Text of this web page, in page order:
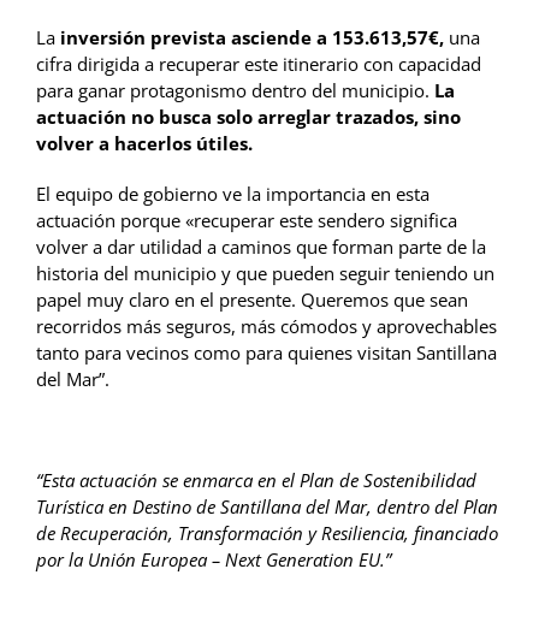
La inversión prevista asciende a 153.613,57€, una
cifra dirigida a recuperar este itinerario con capacidad
para ganar protagonismo dentro del municipio. La
actuación no busca solo arreglar trazados, sino
volver a hacerlos útiles.
El equipo de gobierno ve la importancia en esta
actuación porque «recuperar este sendero significa
volver a dar utilidad a caminos que forman parte de la
historia del municipio y que pueden seguir teniendo un
papel muy claro en el presente. Queremos que sean
recorridos más seguros, más cómodos y aprovechables
tanto para vecinos como para quienes visitan Santillana
del Mar”.
“Esta actuación se enmarca en el Plan de Sostenibilidad
Turística en Destino de Santillana del Mar, dentro del Plan
de Recuperación, Transformación y Resiliencia, financiado
por la Unión Europea – Next Generation EU.”